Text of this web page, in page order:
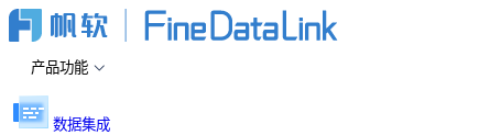
产品功能
数据集成